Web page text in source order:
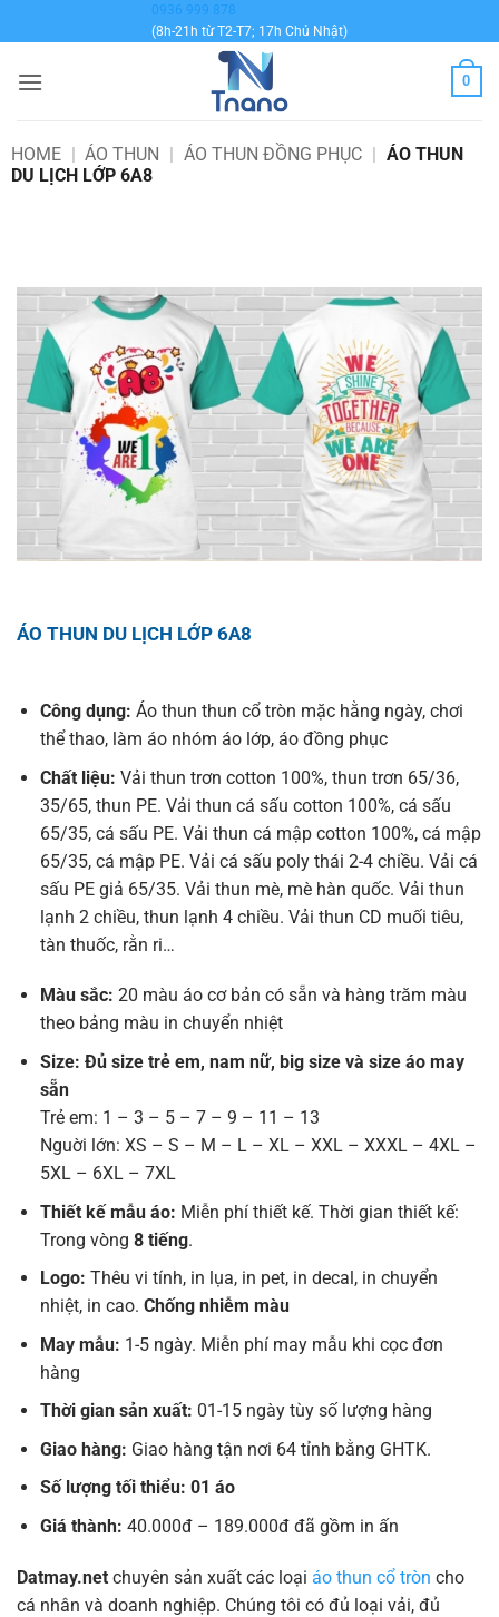
qua
dung
0936 999 878
(8h-21h từ T2-T7; 17h Chủ Nhật)
0
HOME | ÁO THUN | ÁO THUN ĐỒNG PHỤC | ÁO THUN
DU LỊCH LỚP 6A8
ÁO THUN DU LỊCH LỚP 6A8
Công dụng: Áo thun thun cổ tròn mặc hằng ngày, chơi
thể thao, làm áo nhóm áo lớp, áo đồng phục
Chất liệu: Vải thun trơn cotton 100%, thun trơn 65/36,
35/65, thun PE. Vải thun cá sấu cotton 100%, cá sấu
65/35, cá sấu PE. Vải thun cá mập cotton 100%, cá mập
65/35, cá mập PE. Vải cá sấu poly thái 2-4 chiều. Vải cá
sấu PE giả 65/35. Vải thun mè, mè hàn quốc. Vải thun
lạnh 2 chiều, thun lạnh 4 chiều. Vải thun CD muối tiêu,
tàn thuốc, rằn ri…
Màu sắc: 20 màu áo cơ bản có sẵn và hàng trăm màu
theo bảng màu in chuyển nhiệt
Size: Đủ size trẻ em, nam nữ, big size và size áo may
sẵn
Trẻ em: 1 – 3 – 5 – 7 – 9 – 11 – 13
Nguời lớn: XS – S – M – L – XL – XXL – XXXL – 4XL –
5XL – 6XL – 7XL
Thiết kế mẫu áo: Miễn phí thiết kế. Thời gian thiết kế:
Trong vòng 8 tiếng.
Logo: Thêu vi tính, in lụa, in pet, in decal, in chuyển
nhiệt, in cao. Chống nhiễm màu
May mẫu: 1-5 ngày. Miễn phí may mẫu khi cọc đơn
hàng
Thời gian sản xuất: 01-15 ngày tùy số lượng hàng
Giao hàng: Giao hàng tận nơi 64 tỉnh bằng GHTK.
Số lượng tối thiểu: 01 áo
Giá thành: 40.000đ – 189.000đ đã gồm in ấn
Datmay.net chuyên sản xuất các loại áo thun cổ tròn cho
cá nhân và doanh nghiệp. Chúng tôi có đủ loại vải, đủ